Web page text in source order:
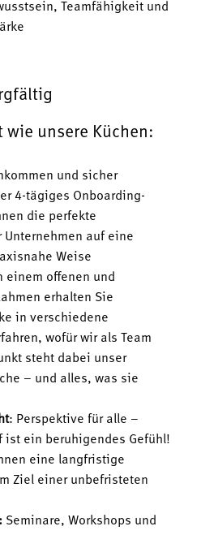
Teamfähigkeit und
unsere Küchen:
und sicher
4-tägiges Onboarding-
die perfekte
Unternehmen auf eine
Weise
einem offenen und
erhalten Sie
in verschiedene
wofür wir als Team
steht dabei unser
– und alles, was sie
: Perspektive für alle –
ist ein beruhigendes Gefühl!
eine langfristige
Ziel einer unbefristeten
Seminare, Workshops und